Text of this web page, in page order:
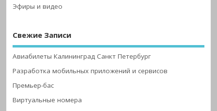
Эфиры и видео
Свежие Записи
Авиабилеты Калининград Санкт Петербург
Разработка мобильных приложений и сервисов
Премьер-бас
Виртуальные номера